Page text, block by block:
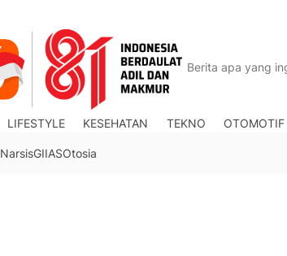
LIFESTYLE KESEHATAN TEKNO OTOMOTIF
NarsisGIIASOtosia